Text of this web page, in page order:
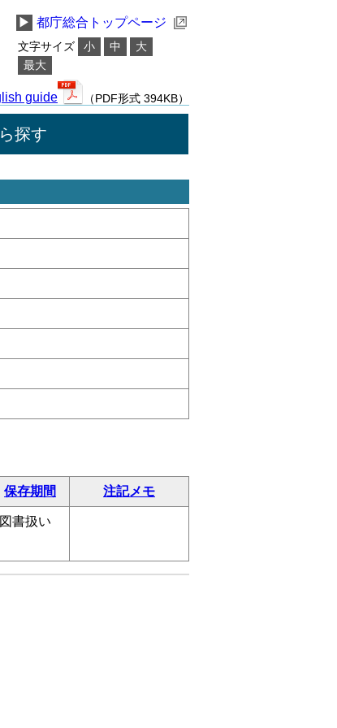
▶ 都庁総合トップページ
文字サイズ 小 中
大
最大
guide （PDF形式 394KB）
探す
保存期間 注記メモ
図書扱い